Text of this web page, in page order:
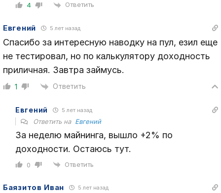
4 Ответить
Евгений 5 лет назад
Спасибо за интересную наводку на пул, езил еще
не тестировал, но по калькулятору доходность
приличная. Завтра займусь.
1 Ответить
Евгений 5 лет назад
Ответить на Евгений
За неделю майнинга, вышло +2% по
доходности. Остаюсь тут.
0 Ответить
Баязитов Иван 5 лет назад